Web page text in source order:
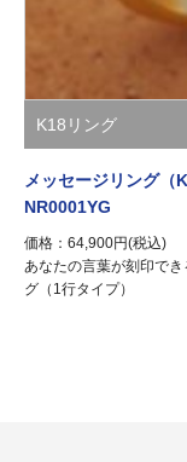
K18リング
メッセージリング（
NR0001YG
価格：64,900円(税込)
あなたの言葉が刻印で
グ（1行タイプ）